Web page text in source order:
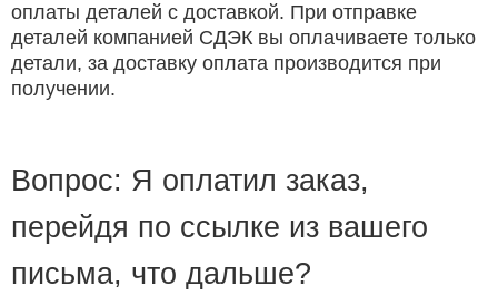
оплаты деталей с доставкой. При отправке
деталей компанией СДЭК вы оплачиваете только
детали, за доставку оплата производится при
получении.
Вопрос: Я оплатил заказ,
перейдя по ссылке из вашего
письма, что дальше?